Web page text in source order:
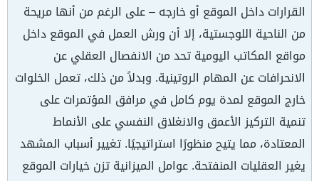
القرارات داخل الموقع أو خارجه – على الرغم من أنها مريحة
من الناحية اللوجستية، إلا أن ورش العمل في الموقع داخل
مواقع المكاتب اليومية تحد من الانفصال العقلي عن
الانحرافات عن المهام الروتينية. وبدلاً من ذلك، تعمل الخلوات
خارج الموقع لمدة يوم كامل في مرافق المؤتمرات على
تنمية التركيز الأعمق والانغلاق النفسي على الأنماط
المعتادة، مما يتيح منظورًا استراتيجيًا. تغيير أسباب المشهد
يغير العقليات المنفتحة. عوامل الميزانية تزن خيارات الموقع